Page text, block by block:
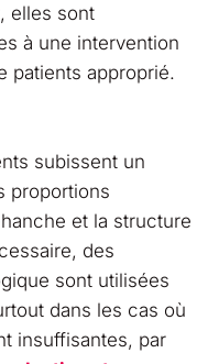
elles sont
à une intervention
patients approprié.
subissent un
proportions
et la structure
des
sont utilisées
dans les cas où
insuffisantes, par